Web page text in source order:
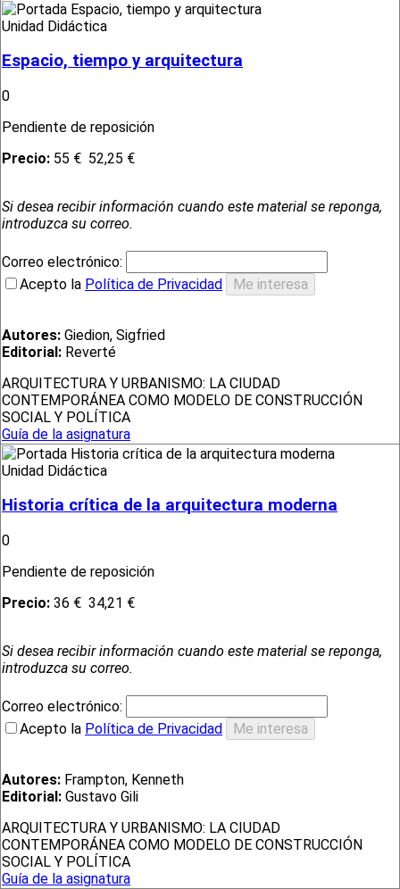
Unidad Didáctica
Espacio, tiempo y arquitectura
0
Pendiente de reposición
Precio: 55 € 52,25 €
Si desea recibir información cuando este material se reponga,
introduzca su correo.
Correo electrónico:
Acepto la Política de Privacidad
Autores: Giedion, Sigfried
Editorial: Reverté
ARQUITECTURA Y URBANISMO: LA CIUDAD
CONTEMPORÁNEA COMO MODELO DE CONSTRUCCIÓN
SOCIAL Y POLÍTICA
Guía de la asignatura
Unidad Didáctica
Historia crítica de la arquitectura moderna
0
Pendiente de reposición
Precio: 36 € 34,21 €
Si desea recibir información cuando este material se reponga,
introduzca su correo.
Correo electrónico:
Acepto la Política de Privacidad
Autores: Frampton, Kenneth
Editorial: Gustavo Gili
ARQUITECTURA Y URBANISMO: LA CIUDAD
CONTEMPORÁNEA COMO MODELO DE CONSTRUCCIÓN
SOCIAL Y POLÍTICA
Guía de la asignatura